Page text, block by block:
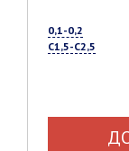
0,1-0,2
С1,5-С2,5